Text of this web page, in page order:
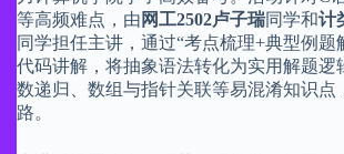
等高频难点，由 网工2502卢子瑞同学和计
同学担任主讲，通过“考点梳理+典型例题
代码讲解，将抽象语法转化为实用解题逻
数递归、数组与指针关联等易混淆知识点
路。